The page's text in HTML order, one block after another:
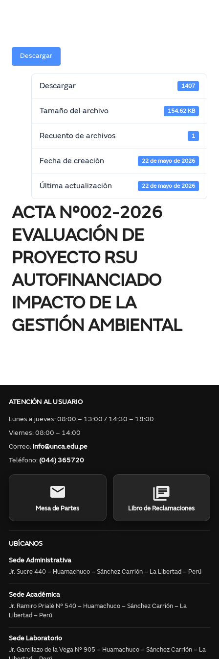
Descargar
Descargar 1407
Tamaño del archivo 154.62 KB
Recuento de archivos 1
Fecha de creación 22 de mayo de 2026
Última actualización 22 de mayo de 2026
ACTA N°002-2026
EVALUACIÓN DE
PROYECTO RSU
AUTOFINANCIADO
IMPACTO DE LA
GESTIÓN AMBIENTAL
ATENCIÓN AL USUARIO
Lunes a jueves: 08:00 – 13:00 / 14:30 – 18:00
Viernes: 08:00 – 14:00
Correo: info@unca.edu.pe
Teléfono: (044) 365720
Mesa de Partes Libro de Reclamaciones
UBÍCANOS
Sede Administrativa
Jr. Sucre 440 – Huamachuco – Sánchez Carrión – La Libertad – Perú
Sede Académica
Jr. Ramiro Prialé N° 540 – Huamachuco – Sánchez Carrión – La
Libertad – Perú
Sede Laboratorio
Jr. Garcilazo de la Vega N° 905 – Huamachuco – Sánchez Carrión – La